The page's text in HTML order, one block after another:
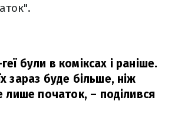
були в коміксах і раніше.
зараз буде більше, ніж
лише початок, – поділився